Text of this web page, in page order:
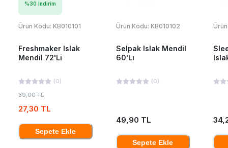
%30 İndirim
Ürün Kodu: KB010101
Freshmaker Islak
Mendil 72'Li
(0)
39,00 TL
27,30 TL
Sepete Ekle
Ürün Kodu: KB010102
Selpak Islak Mendil
60'Lı
(0)
49,90 TL
Sepete Ekle